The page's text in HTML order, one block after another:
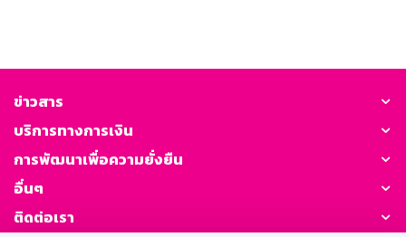
ข่าวสาร
บริการทางการเงิน
การพัฒนาเพื่อความยั่งยืน
อื่นๆ
ติดต่อเรา